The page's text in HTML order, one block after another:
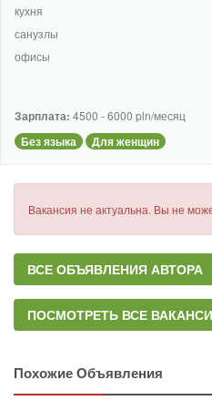
кухня
санузлы
офисы
Зарплата: 4500 - 6000 pln/месяц
Без языка Для женщин
Вакансия не актуальна. Вы не
ВСЕ ОБЪЯВЛЕНИЯ АВТОРА
ПОСМОТРЕТЬ ВСЕ
Похожие Объявления